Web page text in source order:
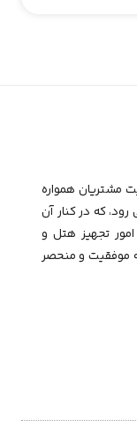
مشتریان همواره
که در کنار آن
تجهیز هتل و
موفقیت و منحصر